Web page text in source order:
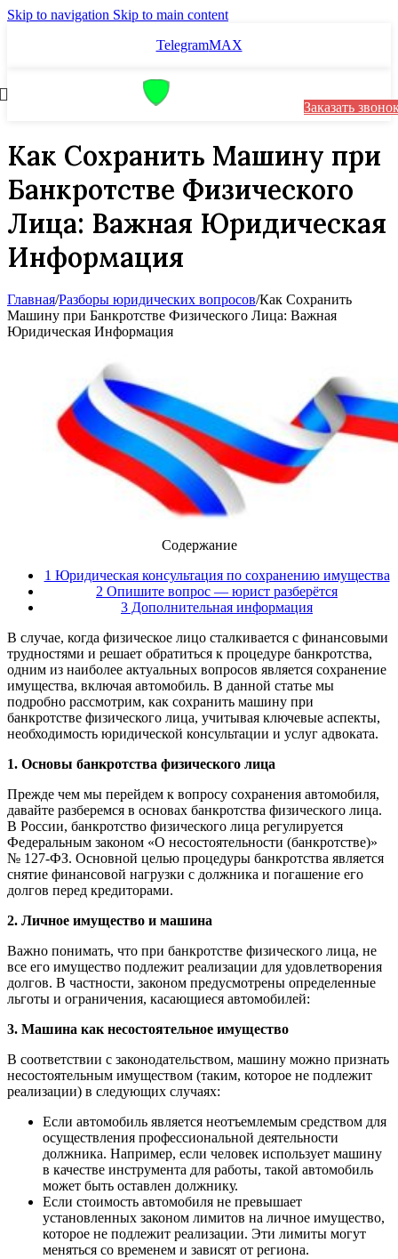
Skip to navigation Skip to main content
TelegramMAX
Заказать
Как Сохранить Машину при
Банкротстве Физического
Лица: Важная Юридическая
Информация
Главная/Разборы юридических вопросов/Как Сохранить
Машину при Банкротстве Физического Лица: Важная
Юридическая Информация
Содержание
1 Юридическая консультация по сохранению имущества
2 Опишите вопрос — юрист разберётся
3 Дополнительная информация
В случае, когда физическое лицо сталкивается с финансовыми
трудностями и решает обратиться к процедуре банкротства,
одним из наиболее актуальных вопросов является сохранение
имущества, включая автомобиль. В данной статье мы
подробно рассмотрим, как сохранить машину при
банкротстве физического лица, учитывая ключевые аспекты,
необходимость юридической консультации и услуг адвоката.
1. Основы банкротства физического лица
Прежде чем мы перейдем к вопросу сохранения автомобиля,
давайте разберемся в основах банкротства физического лица.
В России, банкротство физического лица регулируется
Федеральным законом «О несостоятельности (банкротстве)»
№ 127-ФЗ. Основной целью процедуры банкротства является
снятие финансовой нагрузки с должника и погашение его
долгов перед кредиторами.
2. Личное имущество и машинa
Важно понимать, что при банкротстве физического лица, не
все его имущество подлежит реализации для удовлетворения
долгов. В частности, законом предусмотрены определенные
льготы и ограничения, касающиеся автомобилей:
3. Машинa как несостоятельное имущество
В соответствии с законодательством, машину можно признать
несостоятельным имуществом (таким, которое не подлежит
реализации) в следующих случаях:
Если автомобиль является неотъемлемым средством для
осуществления профессиональной деятельности
должника. Например, если человек использует машину
в качестве инструмента для работы, такой автомобиль
может быть оставлен должнику.
Если стоимость автомобиля не превышает
установленных законом лимитов на личное имущество,
которое не подлежит реализации. Эти лимиты могут
меняться со временем и зависят от региона.